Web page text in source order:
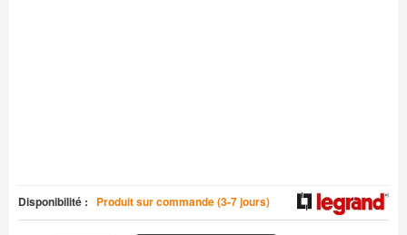
Disponibilité : Produit sur commande (3-7 jours)